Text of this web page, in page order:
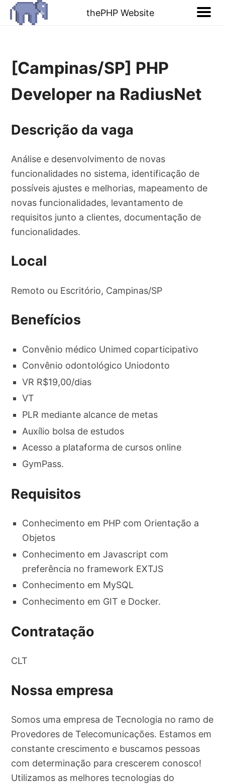
thePHP Website
[Campinas/SP] PHP
Developer na RadiusNet
Descrição da vaga
Análise e desenvolvimento de novas
funcionalidades no sistema, identificação de
possíveis ajustes e melhorias, mapeamento de
novas funcionalidades, levantamento de
requisitos junto a clientes, documentação de
funcionalidades.
Local
Remoto ou Escritório, Campinas/SP
Benefícios
Convênio médico Unimed coparticipativo
Convênio odontológico Uniodonto
VR R$19,00/dias
VT
PLR mediante alcance de metas
Auxílio bolsa de estudos
Acesso a plataforma de cursos online
GymPass.
Requisitos
Conhecimento em PHP com Orientação a
Objetos
Conhecimento em Javascript com
preferência no framework EXTJS
Conhecimento em MySQL
Conhecimento em GIT e Docker.
Contratação
CLT
Nossa empresa
Somos uma empresa de Tecnologia no ramo de
Provedores de Telecomunicações. Estamos em
constante crescimento e buscamos pessoas
com determinação para crescerem conosco!
Utilizamos as melhores tecnologias do